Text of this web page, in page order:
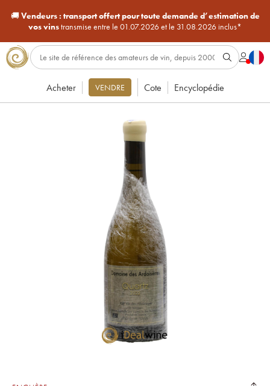
🚚Vendeurs : transport offert pour toute demande d’estimation de
vos vinstransmise entre le 01.07.2026 et le 31.08.2026 inclus*
Acheter VENDRE Cote Encyclopédie